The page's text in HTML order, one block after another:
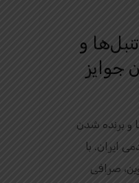
و
جوایز
و برنده شدن
ایران. با
صرافی